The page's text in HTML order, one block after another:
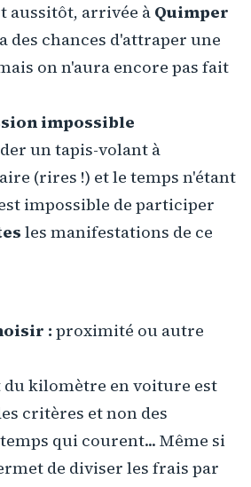
aussitôt, arrivée à Quimper
des chances d'attraper une
on n'aura encore pas fait
impossible
un tapis-volant à
(rires !) et le temps n'étant
impossible de participer
les manifestations de ce
: proximité ou autre
kilomètre en voiture est
critères et non des
qui courent... Même si
de diviser les frais par